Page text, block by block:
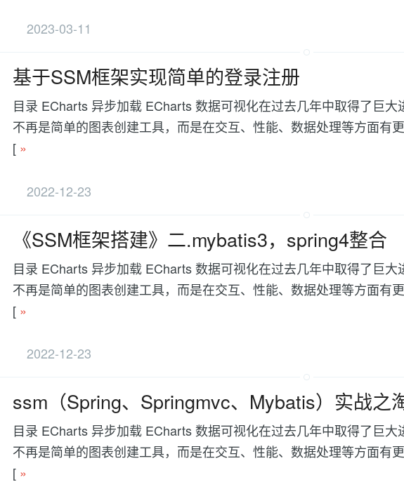
2023-03-11
基于SSM框架实现简单的登录注册
目录 ECharts 异步加载 ECharts 数据可视化在过去几年中取得了巨
不再是简单的图表创建工具，而是在交互、性能、数据处理等方面有
[ »
2022-12-23
《SSM框架搭建》二.mybatis3，spring4整合
目录 ECharts 异步加载 ECharts 数据可视化在过去几年中取得了巨
不再是简单的图表创建工具，而是在交互、性能、数据处理等方面有
[ »
2022-12-23
ssm（Spring、Springmvc、Mybatis）实战之
目录 ECharts 异步加载 ECharts 数据可视化在过去几年中取得了巨
不再是简单的图表创建工具，而是在交互、性能、数据处理等方面有
[ »